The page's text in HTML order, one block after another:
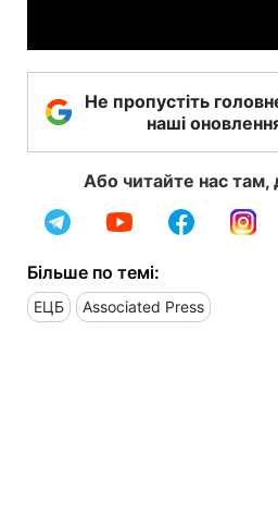
Не пропустіть
наші
Або читайте нас там,
Більше по темі:
ЕЦБ Associated Press